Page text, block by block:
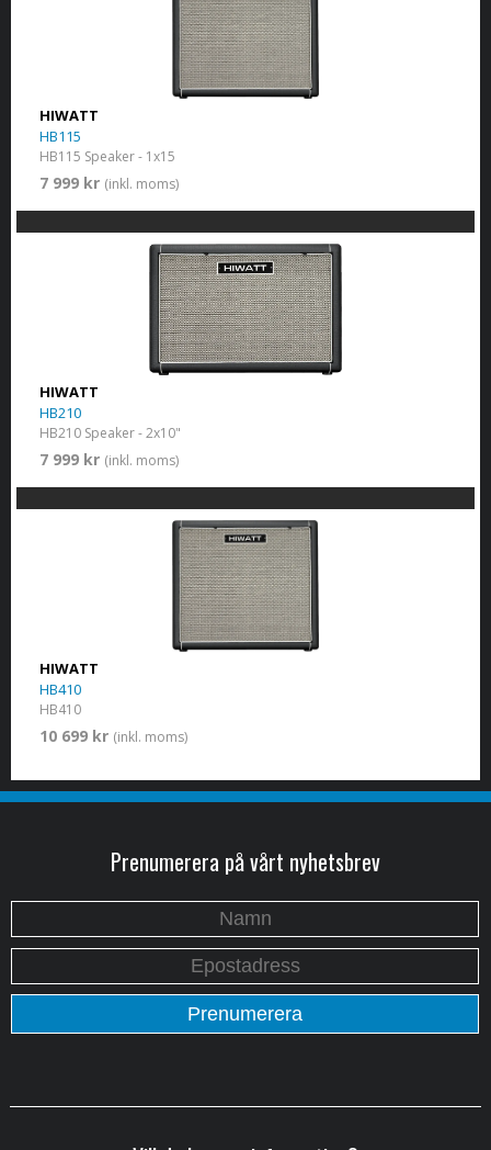
HIWATT
HB115
HB115 Speaker - 1x15
7 999 kr (inkl. moms)
HIWATT
HB210
HB210 Speaker - 2x10"
7 999 kr (inkl. moms)
HIWATT
HB410
HB410
10 699 kr (inkl. moms)
Prenumerera på vårt nyhetsbrev